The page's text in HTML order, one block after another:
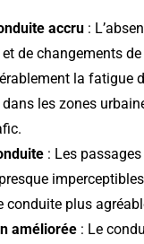
accru :
et de changements
la fatigue
les zones
: Les
conduite plus
améliorée : Le